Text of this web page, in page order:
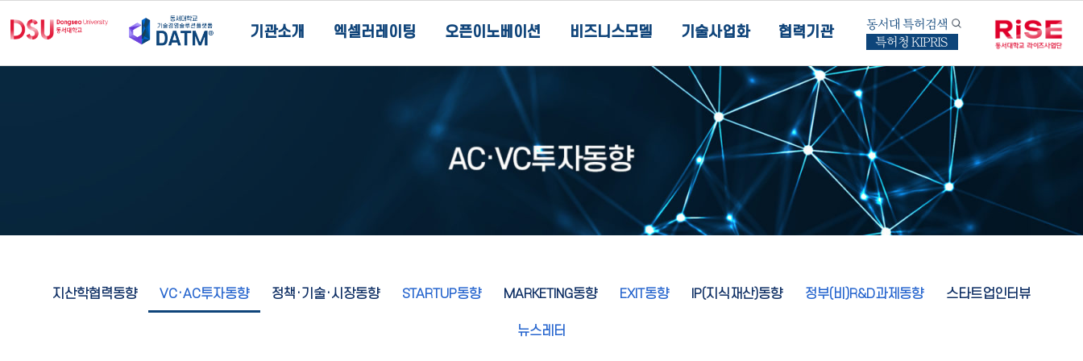
기관소개 엑셀러레이팅 오픈이노베이션 비즈니스모델 기술사업화 협력기관
동서대 특허검색
특허청 KIPRIS
지산학협력동향 VC·AC투자동향 정책·기술·시장동향 STARTUP동향 MARKETING동향 EXIT동향 IP(지식재산)동향 정부(비)R&D과제동향 스타트업인터뷰
뉴스레터